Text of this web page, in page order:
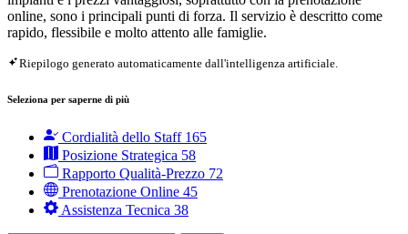
online, sono i principali punti di forza. Il servizio è descritto come
rapido, flessibile e molto attento alle famiglie.
Riepilogo generato automaticamente dall'intelligenza artificiale.
Seleziona per saperne di più
Cordialità dello Staff 165
Posizione Strategica 58
Rapporto Qualità-Prezzo 72
Prenotazione Online 45
Assistenza Tecnica 38